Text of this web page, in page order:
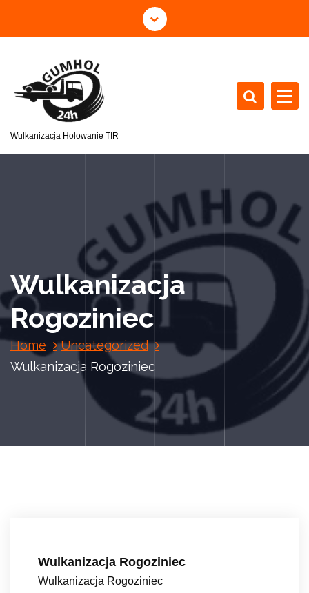
Wulkanizacja Holowanie TIR
Wulkanizacja
Rogoziniec
Home
Uncategorized
Wulkanizacja Rogoziniec
Wulkanizacja Rogoziniec
Wulkanizacja Rogoziniec